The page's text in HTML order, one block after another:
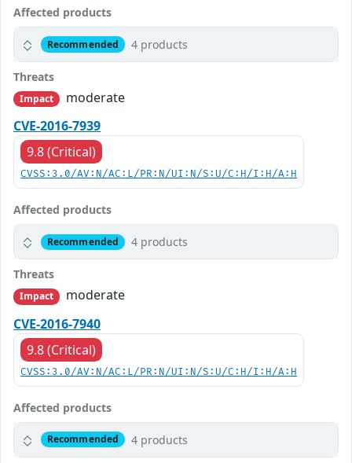
Affected products
Recommended 4 products
Threats
Impact
moderate
CVE-2016-7939
9.8 (Critical)
CVSS:3.0/AV:N/AC:L/PR:N/UI:N/S:U/C:H/I:H/A:H
Affected products
Recommended 4 products
Threats
Impact
moderate
CVE-2016-7940
9.8 (Critical)
CVSS:3.0/AV:N/AC:L/PR:N/UI:N/S:U/C:H/I:H/A:H
Affected products
Recommended 4 products